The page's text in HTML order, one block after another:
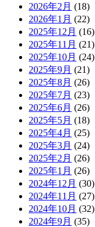
2026年2月 (18)
2026年1月 (22)
2025年12月 (16)
2025年11月 (21)
2025年10月 (24)
2025年9月 (21)
2025年8月 (26)
2025年7月 (23)
2025年6月 (26)
2025年5月 (18)
2025年4月 (25)
2025年3月 (24)
2025年2月 (26)
2025年1月 (26)
2024年12月 (30)
2024年11月 (27)
2024年10月 (32)
2024年9月 (35)